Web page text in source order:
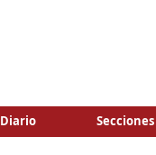
Diario Secciones